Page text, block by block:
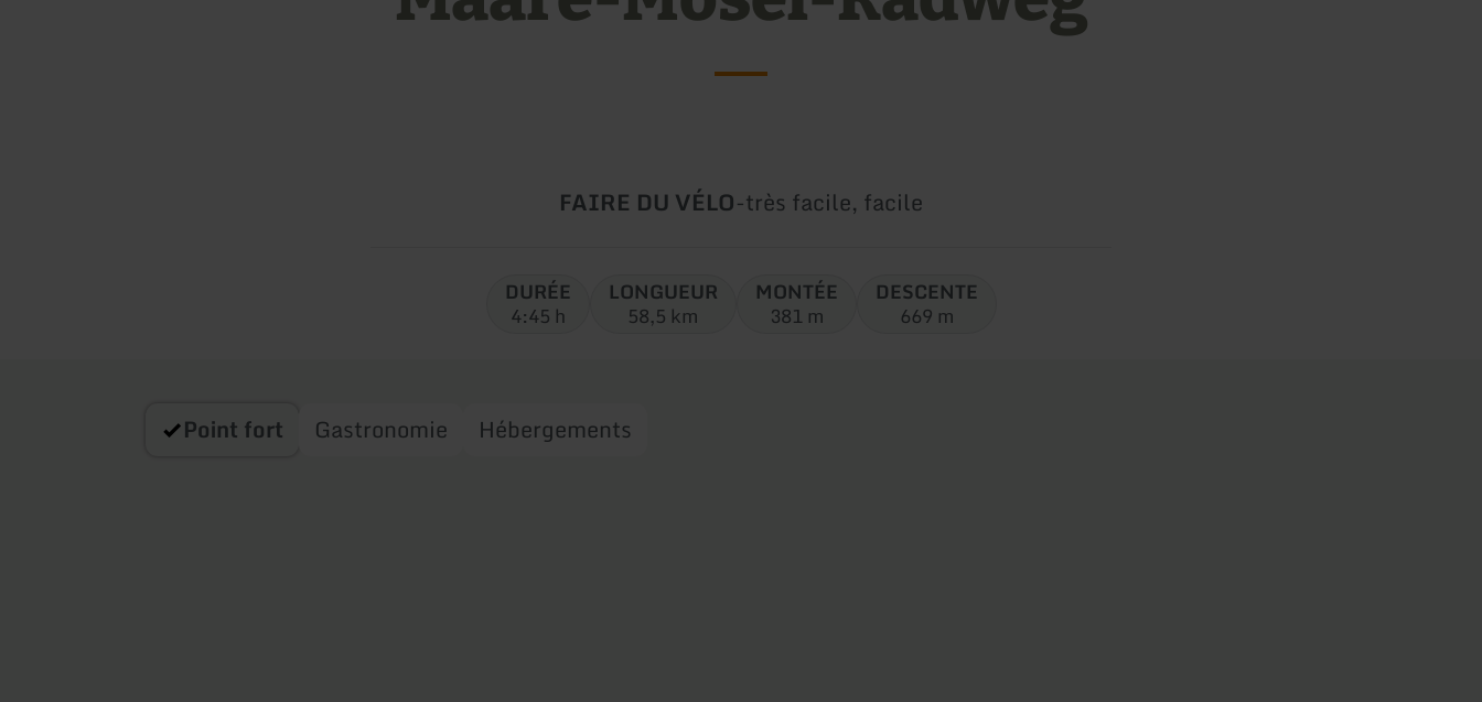
Type
FAIRE DU VÉLO-Difficulté:
très facile, facile
DURÉE
4:45 h
LONGUEUR
58,5 km
MONTÉE
381 m
DESCENTE
669 m
Point fort Gastronomie Hébergements